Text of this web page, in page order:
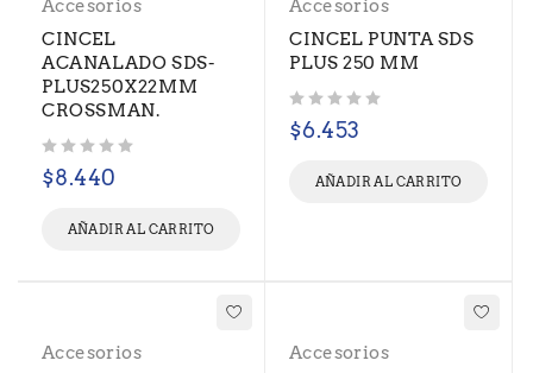
Accesorios
CINCEL
ACANALADO SDS-
PLUS250X22MM
CROSSMAN.
$8.440
AÑADIR AL CARRITO
Accesorios
CINCEL PUNTA SDS
PLUS 250 MM
$6.453
AÑADIR AL CARRITO
Accesorios
Accesorios